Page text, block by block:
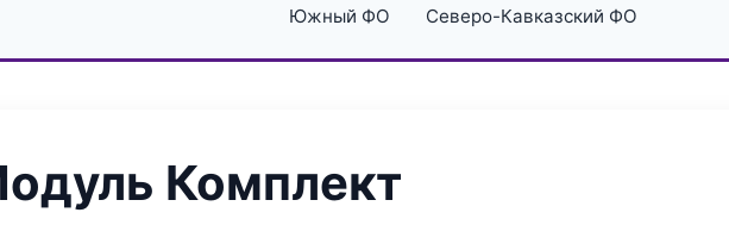
Южный ФО Северо-Кавказский ФО
Комплект